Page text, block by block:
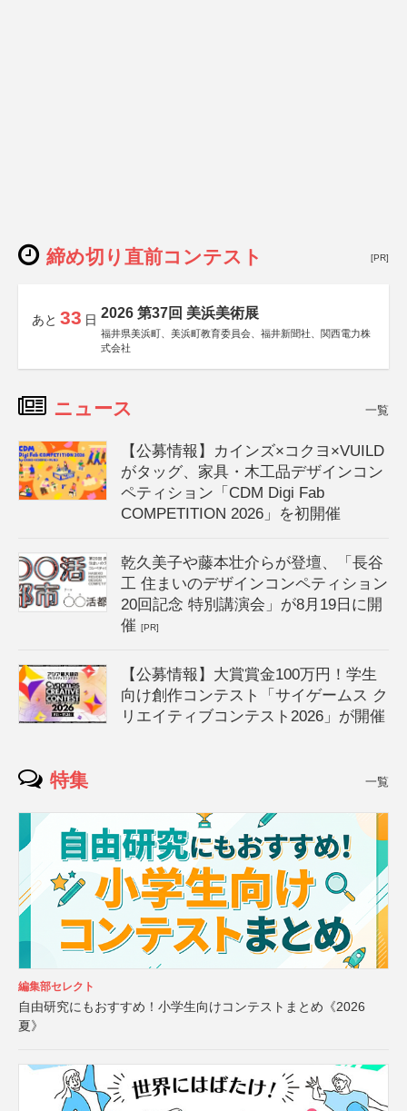
締め切り直前コンテスト [PR]
あと 33 日 2026 第37回 美浜美術展
福井県美浜町、美浜町教育委員会、福井新聞社、関西電力株
式会社
ニュース 一覧
【公募情報】カインズ×コクヨ×VUILD
がタッグ、家具・木工品デザインコン
ペティション「CDM Digi Fab
COMPETITION 2026」を初開催
乾久美子や藤本壮介らが登壇、「長谷
工 住まいのデザインコンペティション
20回記念 特別講演会」が8月19日に開
催[PR]
【公募情報】大賞賞金100万円！学生
向け創作コンテスト「サイゲームス ク
リエイティブコンテスト2026」が開催
特集 一覧
編集部セレクト
自由研究にもおすすめ！小学生向けコンテストまとめ《2026
夏》